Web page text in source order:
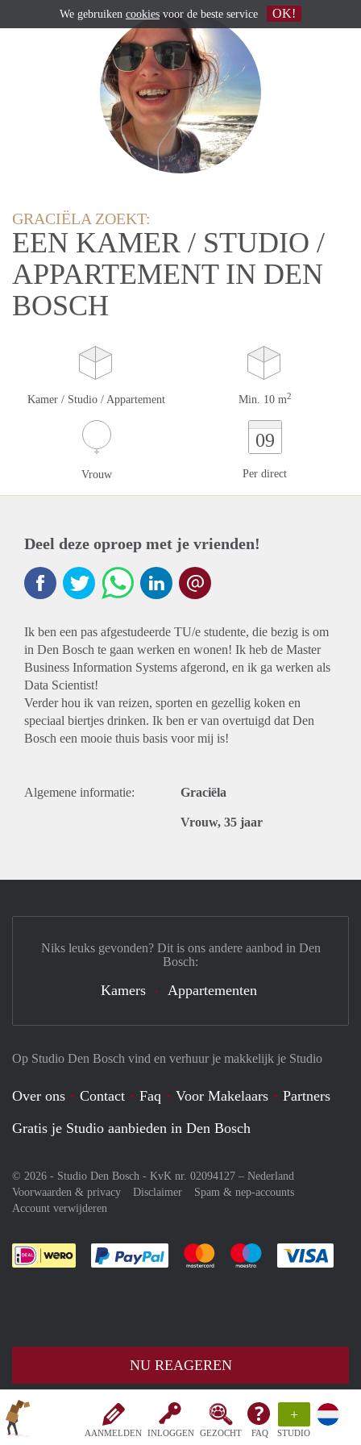
AANMELDEN INLOGGEN GEZOCHT FAQ
+
STUDIO
GRACIËLA ZOEKT:
EEN KAMER / STUDIO /
APPARTEMENT IN DEN
BOSCH
Kamer / Studio / Appartement Min. 10 m2
Vrouw
09
Per direct
Deel deze oproep met je vrienden!
Ik ben een pas afgestudeerde TU/e studente, die bezig is om
in Den Bosch te gaan werken en wonen! Ik heb de Master
Business Information Systems afgerond, en ik ga werken als
Data Scientist!
Verder hou ik van reizen, sporten en gezellig koken en
speciaal biertjes drinken. Ik ben er van overtuigd dat Den
Bosch een mooie thuis basis voor mij is!
Algemene informatie: Graciëla
Vrouw, 35 jaar
NU REAGEREN
Op Studio Den Bosch vind en verhuur je makkelijk je Studio
Over ons Contact Faq Voor Makelaars
Partners
Gratis je Studio aanbieden in Den Bosch
© 2026 - Studio Den Bosch - KvK nr. 02094127 – Nederland
Voorwaarden & privacy
Disclaimer
Spam & nep-accounts
Account verwijderen
Je rekent gemakkelijk af met Paypal
Je rekent gemakkelijk af met
Je rekent
Niks leuks gevonden? Dit is ons andere aanbod in Den
Bosch:
Kamers Appartementen
We gebruiken cookies voor de beste service OK!